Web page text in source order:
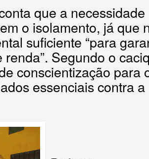
que a
o isolamento, já que
suficiente “para
renda”. Segundo o
conscientização para
essenciais contra